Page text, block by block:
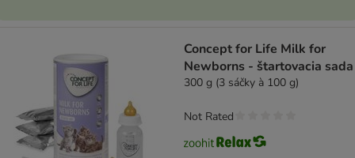
Concept for Life Milk for
Newborns - štartovacia sada
300 g (3 sáčky à 100 g)
Not Rated